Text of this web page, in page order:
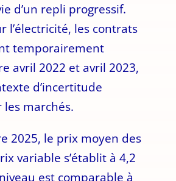
d’un repli progressif.
l’électricité, les contrats
temporairement
avril 2022 et avril 2023,
d’incertitude
marchés.
2025, le prix moyen des
variable s’établit à 4,2
est comparable à